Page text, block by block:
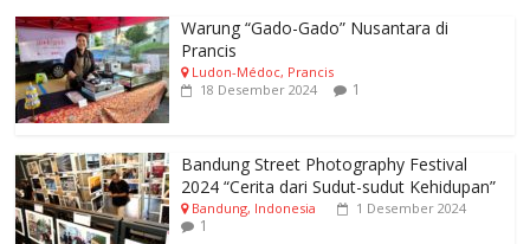
Warung “Gado-Gado” Nusantara di
Prancis
Ludon-Médoc, Prancis
18 Desember 2024
1
Bandung Street Photography Festival
2024 “Cerita dari Sudut-sudut Kehidupan”
Bandung, Indonesia 1 Desember 2024
1